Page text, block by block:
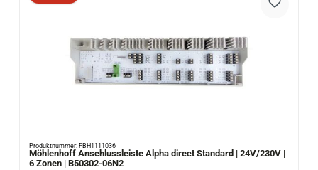
Produktnummer: FBH1111036
Möhlenhoff Anschlussleiste Alpha direct Standard | 24V/230V |
6 Zonen | B50302-06N2